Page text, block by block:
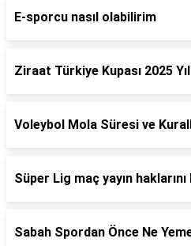
E-sporcu nasıl olabilirim
Ziraat Türkiye Kupası 2025
Voleybol Mola Süresi ve
Süper Lig maç yayın haklarını
Sabah Spordan Önce Ne